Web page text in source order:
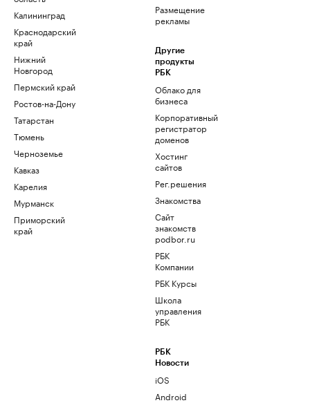
Калининград
Краснодарский
край
Нижний
Новгород
Пермский край
Ростов-на-Дону
Татарстан
Тюмень
Черноземье
Кавказ
Карелия
Мурманск
Приморский
край
Размещение
рекламы
Другие
продукты
РБК
Облако для
бизнеса
Корпоративный
регистратор
доменов
Хостинг
сайтов
Рег.решения
Знакомства
Сайт
знакомств
podbor.ru
РБК
Компании
РБК Курсы
Школа
управления
РБК
РБК
Новости
iOS
Android